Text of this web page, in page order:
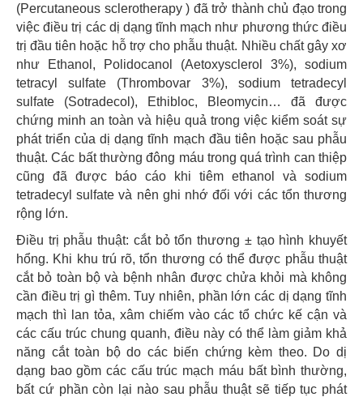
(Percutaneous sclerotherapy ) đã trở thành chủ đạo trong
việc điều trị các dị dạng tĩnh mạch như phương thức điều
trị đầu tiên hoặc hỗ trợ cho phẫu thuật. Nhiều chất gây xơ
như Ethanol, Polidocanol (Aetoxysclerol 3%), sodium
tetracyl sulfate (Thrombovar 3%), sodium tetradecyl
sulfate (Sotradecol), Ethibloc, Bleomycin… đã được
chứng minh an toàn và hiệu quả trong việc kiểm soát sự
phát triển của dị dạng tĩnh mạch đầu tiên hoặc sau phẫu
thuật. Các bất thường đông máu trong quá trình can thiệp
cũng đã được báo cáo khi tiêm ethanol và sodium
tetradecyl sulfate và nên ghi nhớ đối với các tổn thương
rộng lớn.
Điều trị phẫu thuật: cắt bỏ tổn thương ± tạo hình khuyết
hổng. Khi khu trú rõ, tổn thương có thể được phẫu thuật
cắt bỏ toàn bộ và bệnh nhân được chửa khỏi mà không
cần điều trị gì thêm. Tuy nhiên, phần lớn các dị dạng tĩnh
mạch thì lan tỏa, xâm chiếm vào các tổ chức kế cận và
các cấu trúc chung quanh, điều này có thể làm giảm khả
năng cắt toàn bộ do các biến chứng kèm theo. Do dị
dạng bao gồm các cấu trúc mạch máu bất bình thường,
bất cứ phần còn lại nào sau phẫu thuật sẽ tiếp tục phát